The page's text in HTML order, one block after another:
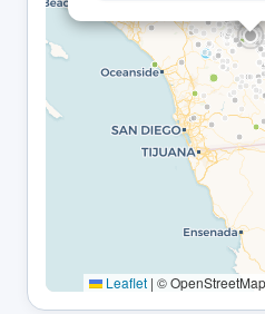
Leaflet | ©